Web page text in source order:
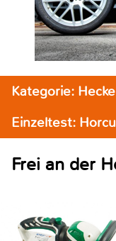
Kategorie:
Einzeltest:
Frei an der